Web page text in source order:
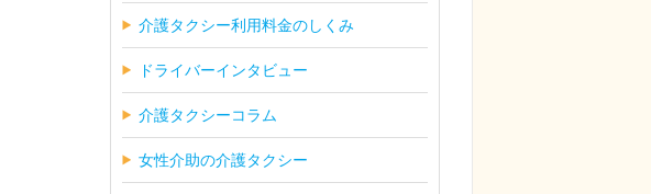
介護タクシー利用料金のしくみ
ドライバーインタビュー
介護タクシーコラム
女性介助の介護タクシー